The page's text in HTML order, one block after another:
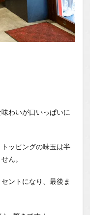
わいが口いっぱいに
ッピングの味玉は半
ん。
ントになり、最後ま